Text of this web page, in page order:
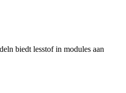
biedt lesstof in modules aan